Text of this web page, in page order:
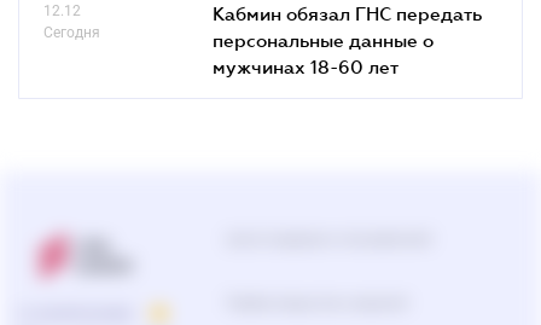
12.12
Сегодня
Кабмин обязал ГНС передать
персональные данные о
мужчинах 18-60 лет